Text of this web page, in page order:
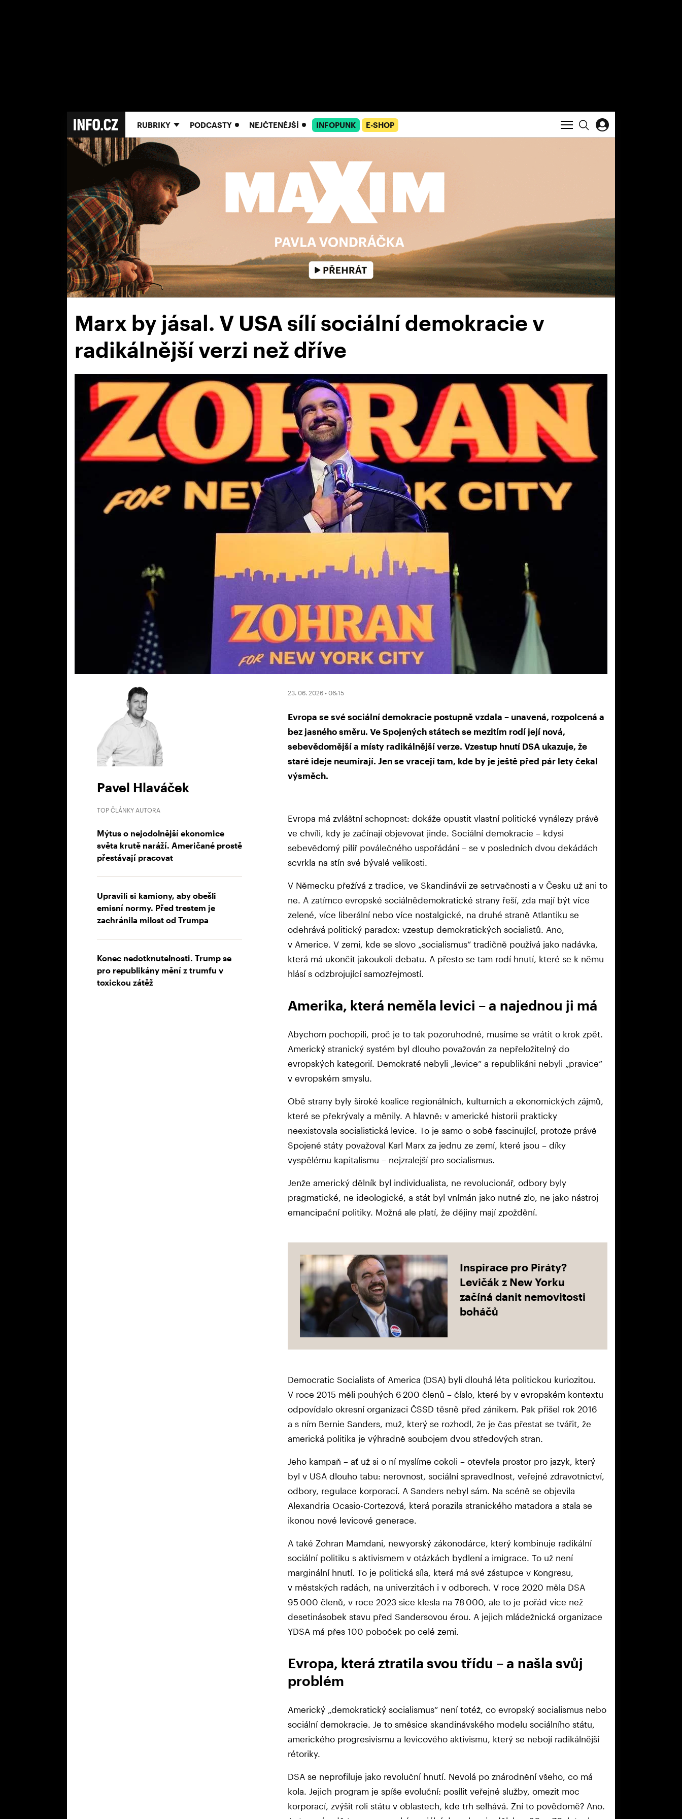
RUBRIKY PODCASTY NEJČTENĚJŠÍ INFOPUNK E-SHOP
Marx by jásal. V USA sílí sociální demokracie v
radikálnější verzi než dříve
Pavel Hlaváček
TOP ČLÁNKY AUTORA
Mýtus o nejodolnější ekonomice
světa krutě naráží. Američané prostě
přestávají pracovat
Upravili si kamiony, aby obešli
emisní normy. Před trestem je
zachránila milost od Trumpa
Konec nedotknutelnosti. Trump se
pro republikány mění z trumfu v
toxickou zátěž
23. 06. 2026 • 06:15
Evropa se své sociální demokracie postupně vzdala – unavená, rozpolcená a
bez jasného směru. Ve Spojených státech se mezitím rodí její nová,
sebevědomější a místy radikálnější verze. Vzestup hnutí DSA ukazuje, že
staré ideje neumírají. Jen se vracejí tam, kde by je ještě před pár lety čekal
výsměch.
Evropa má zvláštní schopnost: dokáže opustit vlastní politické vynálezy právě
ve chvíli, kdy je začínají objevovat jinde. Sociální demokracie – kdysi
sebevědomý pilíř poválečného uspořádání – se v posledních dvou dekádách
scvrkla na stín své bývalé velikosti.
V Německu přežívá z tradice, ve Skandinávii ze setrvačnosti a v Česku už ani to
ne. A zatímco evropské sociálnědemokratické strany řeší, zda mají být více
zelené, více liberální nebo více nostalgické, na druhé straně Atlantiku se
odehrává politický paradox: vzestup demokratických socialistů. Ano,
v Americe. V zemi, kde se slovo „socialismus“ tradičně používá jako nadávka,
která má ukončit jakoukoli debatu. A přesto se tam rodí hnutí, které se k němu
hlásí s odzbrojující samozřejmostí.
Amerika, která neměla levici – a najednou ji má
Abychom pochopili, proč je to tak pozoruhodné, musíme se vrátit o krok zpět.
Americký stranický systém byl dlouho považován za nepřeložitelný do
evropských kategorií. Demokraté nebyli „levice“ a republikáni nebyli „pravice“
v evropském smyslu.
Obě strany byly široké koalice regionálních, kulturních a ekonomických zájmů,
které se překrývaly a měnily. A hlavně: v americké historii prakticky
neexistovala socialistická levice. To je samo o sobě fascinující, protože právě
Spojené státy považoval Karl Marx za jednu ze zemí, které jsou – díky
vyspělému kapitalismu – nejzralejší pro socialismus.
Jenže americký dělník byl individualista, ne revolucionář, odbory byly
pragmatické, ne ideologické, a stát byl vnímán jako nutné zlo, ne jako nástroj
emancipační politiky. Možná ale platí, že dějiny mají zpoždění.
Inspirace pro Piráty?
Levičák z New Yorku
začíná danit nemovitosti
boháčů
Democratic Socialists of America (DSA) byli dlouhá léta politickou kuriozitou.
V roce 2015 měli pouhých 6 200 členů – číslo, které by v evropském kontextu
odpovídalo okresní organizaci ČSSD těsně před zánikem. Pak přišel rok 2016
a s ním Bernie Sanders, muž, který se rozhodl, že je čas přestat se tvářit, že
americká politika je výhradně soubojem dvou středových stran.
Jeho kampaň – ať už si o ní myslíme cokoli – otevřela prostor pro jazyk, který
byl v USA dlouho tabu: nerovnost, sociální spravedlnost, veřejné zdravotnictví,
odbory, regulace korporací. A Sanders nebyl sám. Na scéně se objevila
Alexandria Ocasio-Cortezová, která porazila stranického matadora a stala se
ikonou nové levicové generace.
A také Zohran Mamdani, newyorský zákonodárce, který kombinuje radikální
sociální politiku s aktivismem v otázkách bydlení a imigrace. To už není
marginální hnutí. To je politická síla, která má své zástupce v Kongresu,
v městských radách, na univerzitách i v odborech. V roce 2020 měla DSA
95 000 členů, v roce 2023 sice klesla na 78 000, ale to je pořád více než
desetinásobek stavu před Sandersovou érou. A jejich mládežnická organizace
YDSA má přes 100 poboček po celé zemi.
Evropa, která ztratila svou třídu – a našla svůj
problém
Americký „demokratický socialismus“ není totéž, co evropský socialismus nebo
sociální demokracie. Je to směsice skandinávského modelu sociálního státu,
amerického progresivismu a levicového aktivismu, který se nebojí radikálnější
rétoriky.
DSA se neprofiluje jako revoluční hnutí. Nevolá po znárodnění všeho, co má
kola. Jejich program je spíše evoluční: posílit veřejné služby, omezit moc
korporací, zvýšit roli státu v oblastech, kde trh selhává. Zní to povědomě? Ano.